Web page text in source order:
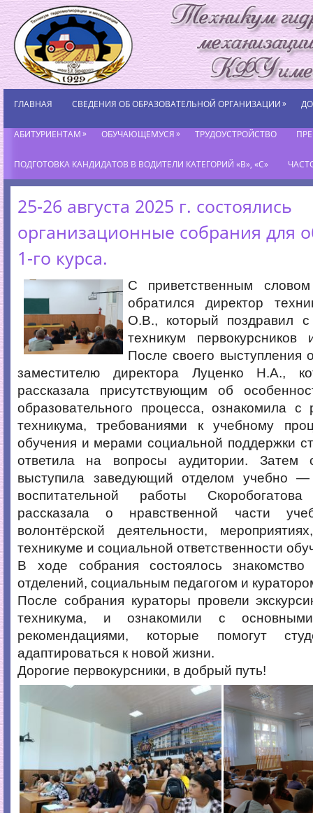
ГЛАВНАЯ СВЕДЕНИЯ ОБ ОБРАЗОВАТЕЛЬНОЙ ОРГАНИЗАЦИИ»
АБИТУРИЕНТАМ» ОБУЧАЮЩЕМУСЯ» ТРУДОУСТРОЙСТВО
ПОДГОТОВКА КАНДИДАТОВ В ВОДИТЕЛИ КАТЕГОРИЙ «В», «С»
25-26 августа 2025 г. состоялись
организационные собрания для
1-го курса.
С приветственным
обратился директор
О.В., который поздравил
техникум
После своего выступления
заместителю директора Луценко Н.А.,
рассказала присутствующим об
образовательного процесса, ознакомила
техникума, требованиями к учебному
обучения и мерами социальной поддержки
ответила на вопросы аудитории. Затем
выступила заведующий отделом учебно —
воспитательной работы
рассказала о нравственной части
волонтёрской деятельности,
техникуме и социальной ответственности
В ходе собрания состоялось
отделений, социальным педагогом и
После собрания кураторы провели
техникума, и ознакомили с
рекомендациями, которые помогут
адаптироваться к новой жизни.
Дорогие первокурсники, в добрый путь!